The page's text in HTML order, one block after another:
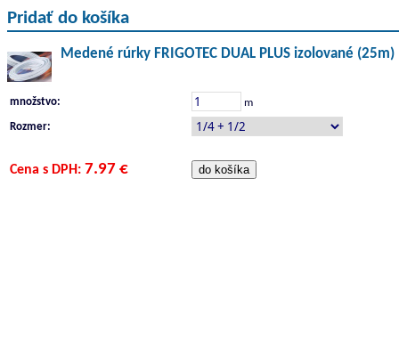
Pridať do košíka
Medené rúrky FRIGOTEC DUAL PLUS izolované (25m)
množstvo: m
Rozmer:
Cena s DPH: 7.97 €